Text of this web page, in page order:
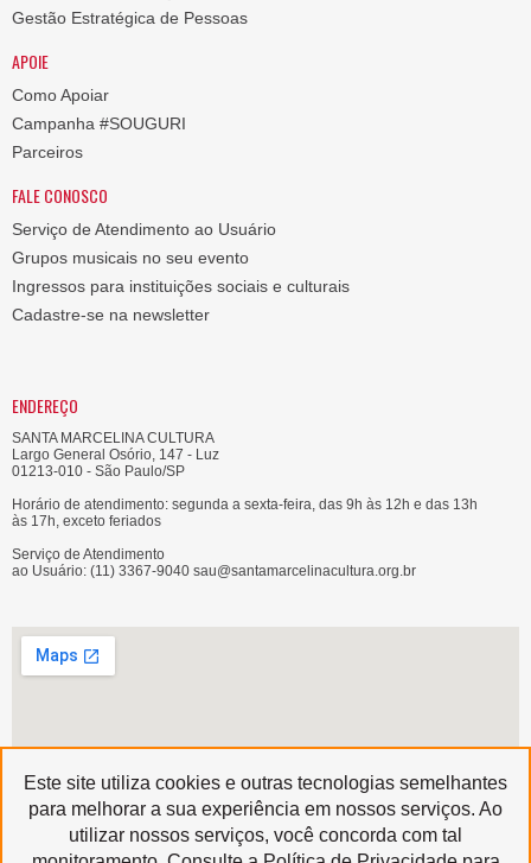
Gestão Estratégica de Pessoas
APOIE
Como Apoiar
Campanha #SOUGURI
Parceiros
FALE CONOSCO
Serviço de Atendimento ao Usuário
Grupos musicais no seu evento
Ingressos para instituições sociais e culturais
Cadastre-se na newsletter
ENDEREÇO
SANTA MARCELINA CULTURA
Largo General Osório, 147 - Luz
01213-010 - São Paulo/SP
Horário de atendimento: segunda a sexta-feira, das 9h às 12h e das 13h
às 17h, exceto feriados
Serviço de Atendimento
ao Usuário: (11) 3367-9040 sau@santamarcelinacultura.org.br
Produzido por
Este site utiliza cookies e outras tecnologias semelhantes
para melhorar a sua experiência em nossos serviços. Ao
utilizar nossos serviços, você concorda com tal